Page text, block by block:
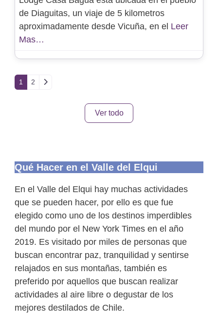
de Diaguitas, un viaje de 5 kilometros
aproximadamente desde Vicuña, en el Leer
Mas…
1 2 Entradas anteriores
Ver todo
Qué Hacer en el Valle del Elqui
En el Valle del Elqui hay muchas actividades
que se pueden hacer, por ello es que fue
elegido como uno de los destinos imperdibles
del mundo por el New York Times en el año
2019. Es visitado por miles de personas que
buscan encontrar paz, tranquilidad y sentirse
relajados en sus montañas, también es
preferido por aquellos que buscan realizar
actividades al aire libre o degustar de los
mejores destilados de Chile.